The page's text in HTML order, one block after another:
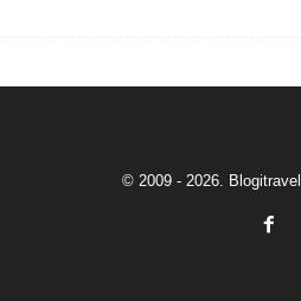
© 2009 - 2026.